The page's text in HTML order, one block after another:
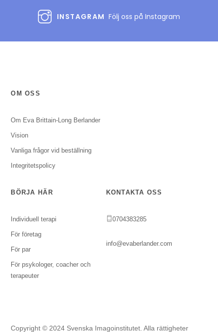
INSTAGRAM Följ oss på Instagram
Copyright © 2024 Svenska Imagoinstitutet. Alla rättigheter
OM OSS
Om Eva Brittain-Long Berlander
Vision
Vanliga frågor vid beställning
Integritetspolicy
BÖRJA HÄR
Individuell terapi
För företag
För par
För psykologer, coacher och
terapeuter
KONTAKTA OSS
0704383285
info@evaberlander.com